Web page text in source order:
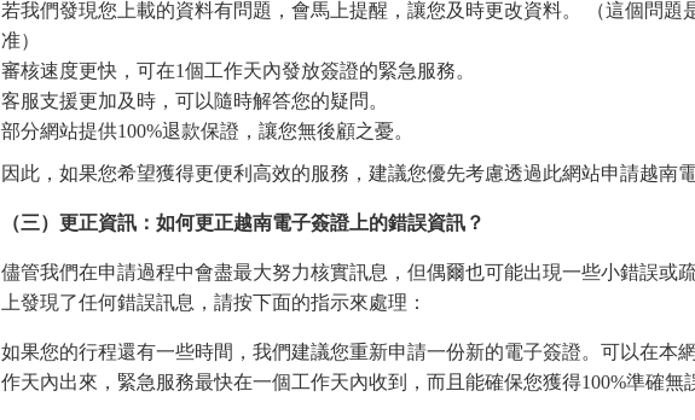
若我們發現您上載的資料有問題，會馬上提醒，讓您及時更改資料。 （這個問題
准）
審核速度更快，可在1個工作天內發放簽證的緊急服務。
客服支援更加及時，可以隨時解答您的疑問。
部分網站提供100%退款保證，讓您無後顧之憂。
因此，如果您希望獲得更便利高效的服務，建議您優先考慮透過此網站申請越南電
（三）更正資訊：如何更正越南電子簽證上的錯誤資訊？
儘管我們在申請過程中會盡最大努力核實訊息，但偶爾也可能出現一些小錯誤或
上發現了任何錯誤訊息，請按下面的指示來處理：
如果您的行程還有一些時間，我們建議您重新申請一份新的電子簽證。可以在本
作天內出來，緊急服務最快在一個工作天內收到，而且能確保您獲得100%準確無